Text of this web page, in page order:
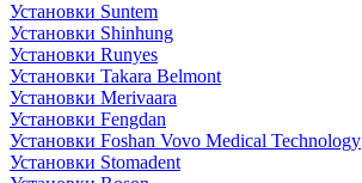
Установки Suntem
Установки Shinhung
Установки Runyes
Установки Takara Belmont
Установки Merivaara
Установки Fengdan
Установки Foshan Vovo Medical Technology
Установки Stomadent